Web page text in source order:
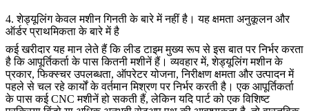
4. शेड्यूलिंग केवल मशीन गिनती के बारे में नहीं है। यह क्षमता अनुकूलन और
ऑर्डर प्राथमिकता के बारे में है
कई खरीदार यह मान लेते हैं कि लीड टाइम मुख्य रूप से इस बात पर निर्भर करता
है कि आपूर्तिकर्ता के पास कितनी मशीनें हैं। व्यवहार में, शेड्यूलिंग मशीन के
प्रकार, फिक्स्चर उपलब्धता, ऑपरेटर योजना, निरीक्षण क्षमता और उत्पादन में
पहले से चल रहे कार्यों के वर्तमान मिश्रण पर निर्भर करती है। एक आपूर्तिकर्ता
के पास कई CNC मशीनें हो सकती हैं, लेकिन यदि पार्ट को एक विशिष्ट